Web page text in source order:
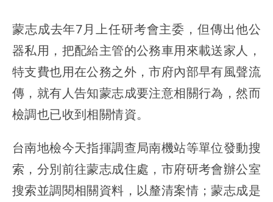
蒙志成去年7月上任研考會主委，但傳出他公
器私用，把配給主管的公務車用來載送家人，
特支費也用在公務之外，市府內部早有風聲流
傳，就有人告知蒙志成要注意相關行為，然而
檢調也已收到相關情資。
台南地檢今天指揮調查局南機站等單位發動搜
索，分別前往蒙志成住處，市府研考會辦公室
搜索並調閱相關資料，以釐清案情；蒙志成是